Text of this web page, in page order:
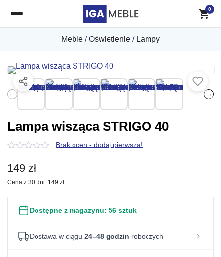
Meble /Oświetlenie / Lampy
← →
Lampa wisząca STRIGO 40
z
5
Brak ocen - dodaj pierwsza!
149 zł
Cena z 30 dni: 149 zł
Dostępne z magazynu: 56 sztuk
Dostawa w ciągu 24–48 godzin roboczych
0